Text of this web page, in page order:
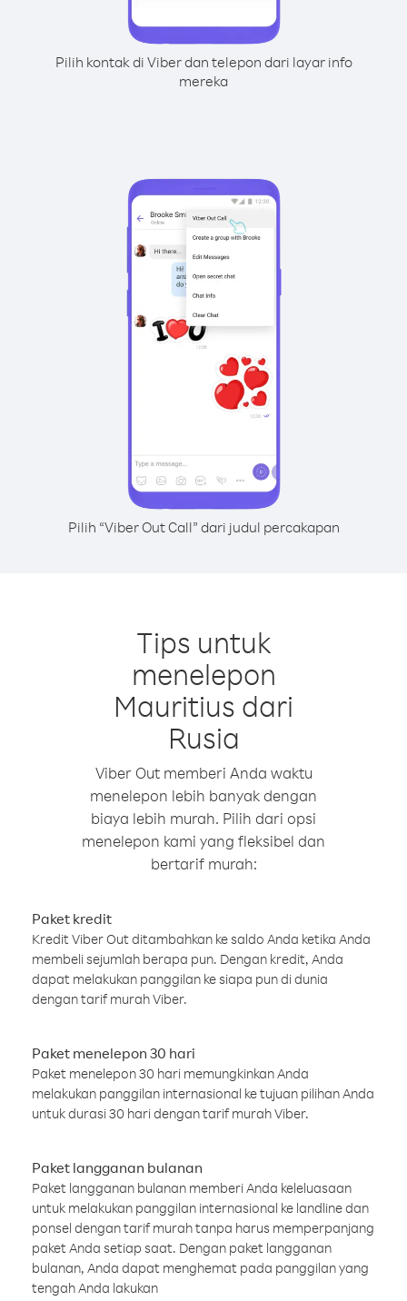
Pilih kontak di Viber dan telepon dari layar info
mereka
Pilih “Viber Out Call” dari judul percakapan
Tips untuk
menelepon
Mauritius dari
Rusia
Viber Out memberi Anda waktu
menelepon lebih banyak dengan
biaya lebih murah. Pilih dari opsi
menelepon kami yang fleksibel dan
bertarif murah:
Paket kredit
Kredit Viber Out ditambahkan ke saldo Anda ketika Anda
membeli sejumlah berapa pun. Dengan kredit, Anda
dapat melakukan panggilan ke siapa pun di dunia
dengan tarif murah Viber.
Paket menelepon 30 hari
Paket menelepon 30 hari memungkinkan Anda
melakukan panggilan internasional ke tujuan pilihan Anda
untuk durasi 30 hari dengan tarif murah Viber.
Paket langganan bulanan
Paket langganan bulanan memberi Anda keleluasaan
untuk melakukan panggilan internasional ke landline dan
ponsel dengan tarif murah tanpa harus memperpanjang
paket Anda setiap saat. Dengan paket langganan
bulanan, Anda dapat menghemat pada panggilan yang
tengah Anda lakukan